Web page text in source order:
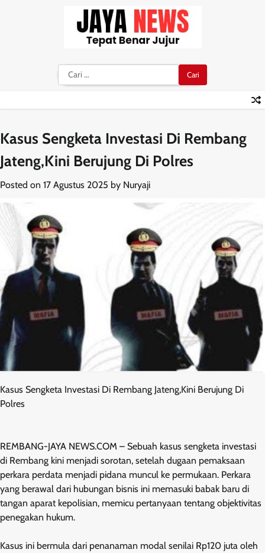
Cari
untuk:
Kasus Sengketa Investasi Di Rembang
Jateng,Kini Berujung Di Polres
Posted on 17 Agustus 2025 by Nuryaji
Kasus Sengketa Investasi Di Rembang Jateng,Kini Berujung Di
Polres
REMBANG-JAYA NEWS.COM – Sebuah kasus sengketa investasi
di Rembang kini menjadi sorotan, setelah dugaan pemaksaan
perkara perdata menjadi pidana muncul ke permukaan. Perkara
yang berawal dari hubungan bisnis ini memasuki babak baru di
tangan aparat kepolisian, memicu pertanyaan tentang objektivitas
penegakan hukum.
Kasus ini bermula dari penanaman modal senilai Rp120 juta oleh